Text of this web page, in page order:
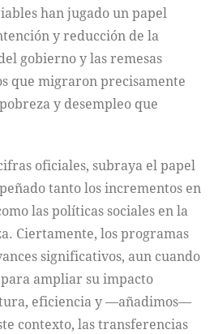
han jugado un papel
y reducción de la
gobierno y las remesas
que migraron precisamente
y desempleo que
oficiales, subraya el papel
tanto los incrementos en
las políticas sociales en la
Ciertamente, los programas
significativos, aun cuando
ampliar su impacto
eficiencia y —añadimos—
contexto, las transferencias